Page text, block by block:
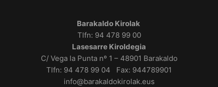
Barakaldo Kirolak
Tlfn: 94 478 99 00
Lasesarre Kiroldegia
C/ Vega la Punta nº 1 – 48901 Barakaldo
Tlfn: 94 478 99 04 Fax: 944789901
info@barakaldokirolak.eus